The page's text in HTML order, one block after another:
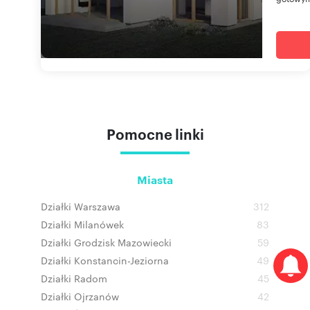
Pomocne linki
Miasta
Działki Warszawa
312
Działki Milanówek
83
Działki Grodzisk Mazowiecki
59
Działki Konstancin-Jeziorna
49
Działki Radom
45
Działki Ojrzanów
42